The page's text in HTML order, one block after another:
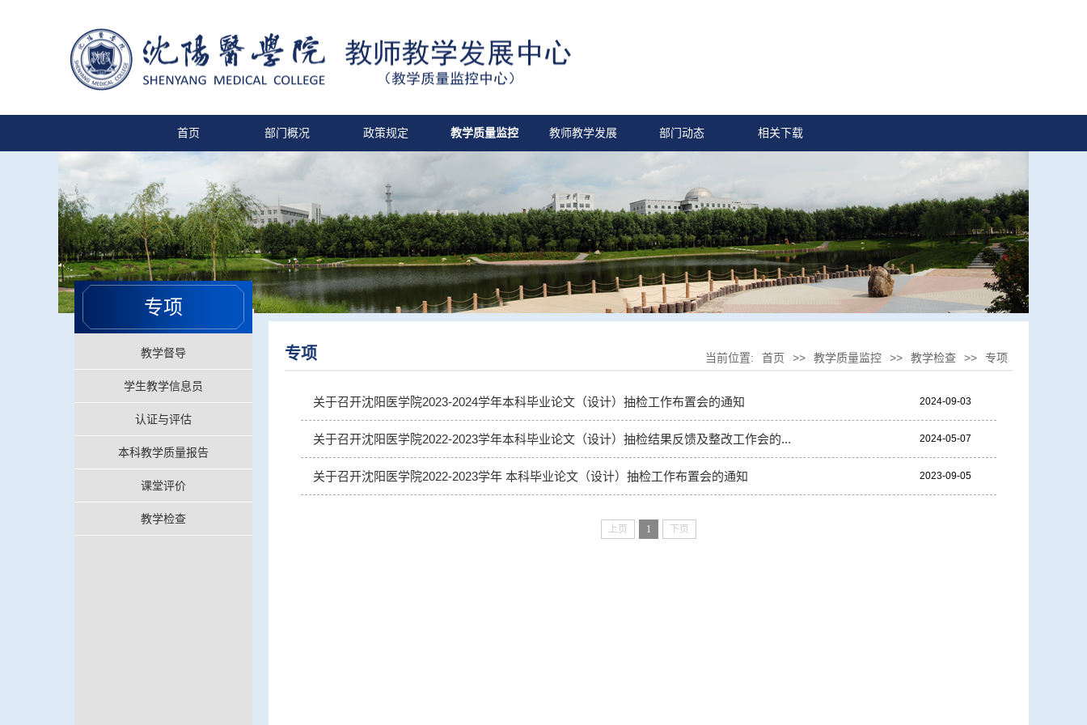
首页 部门概况 政策规定 教学质量监控 教师教学发展 部门动态 相关下载
专项
教学督导
学生教学信息员
认证与评估
本科教学质量报告
课堂评价
教学检查
专项 当前位置: 首页 >> 教学质量监控 >> 教学检查 >> 专项
关于召开沈阳医学院2023-2024学年本科毕业论文（设计）抽检工作布置会的通知 2024-09-03
关于召开沈阳医学院2022-2023学年本科毕业论文（设计）抽检结果反馈及整改工作会的... 2024-05-07
关于召开沈阳医学院2022-2023学年 本科毕业论文（设计）抽检工作布置会的通知 2023-09-05
上页 1 下页